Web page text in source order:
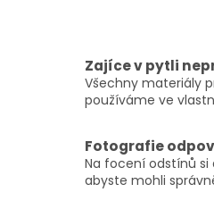
Zajíce v pytli
Všechny materiály
používáme ve
Fotografie
Na focení odstínů
abyste mohli